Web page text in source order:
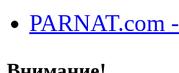
PARNAT.com